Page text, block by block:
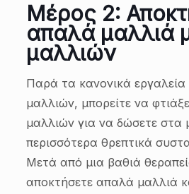
Μέρος 2:
απαλά μαλλιά
μαλλιών
Παρά τα κανονικά εργαλεία
μαλλιών, μπορείτε να
μαλλιών για να δώσετε στα
περισσότερα θρεπτικά
Μετά από μια βαθιά
αποκτήσετε απαλά μαλλιά